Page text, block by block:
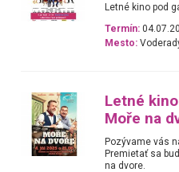
Letné kino pod
Termín:
Mesto:
Letné
Moře na
Pozývame vás
Premietať sa
na dvore.